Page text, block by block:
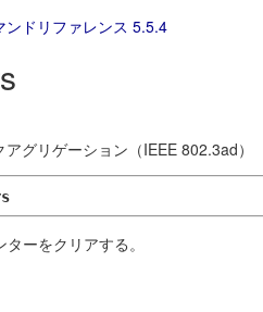
ドリファレンス 5.5.4
グリゲーション（IEEE 802.3ad）
ーをクリアする。